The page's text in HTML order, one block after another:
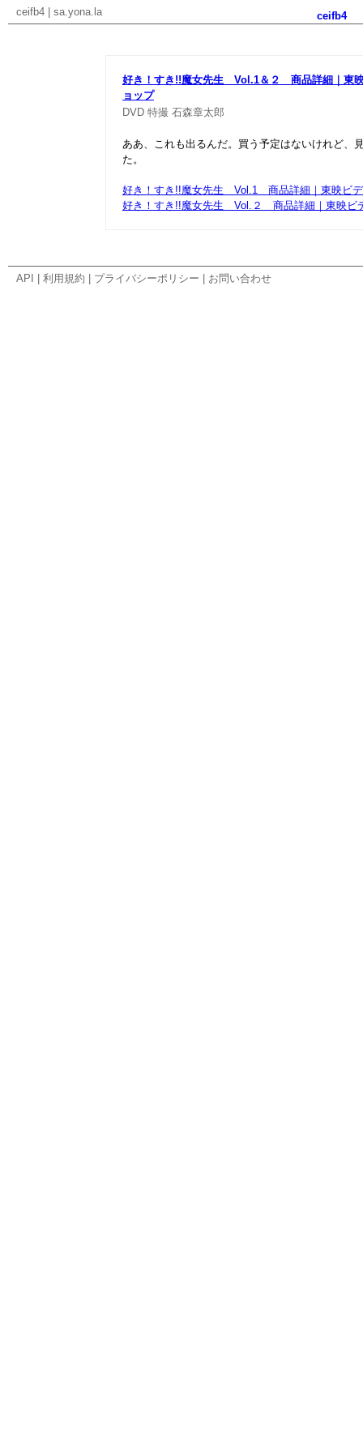
ceifb4 sa.yona.la ceifb4
好き！すき!!魔女先生 Vol.1＆２ 商品詳細｜東
ョップ
DVD 特撮 石森章太郎
ああ、これも出るんだ。買う予定はないけれど、
た。
好き！すき!!魔女先生 Vol.1 商品詳細｜東映ビデ
好き！すき!!魔女先生 Vol.２ 商品詳細｜東映ビ
API 利用規約 プライバシーポリシー お問い合わせ